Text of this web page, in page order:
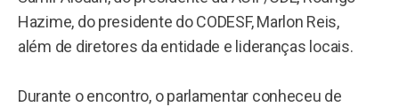
Hazime, do presidente do CODESF, Marlon Reis,
além de diretores da entidade e lideranças locais.
Durante o encontro, o parlamentar conheceu de